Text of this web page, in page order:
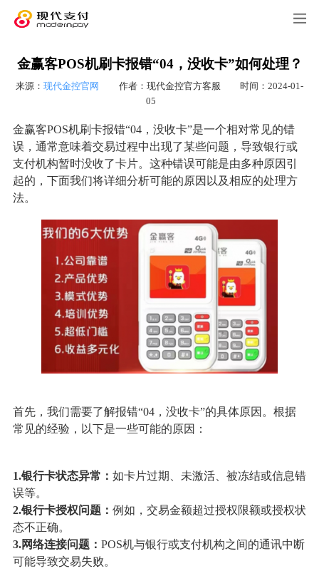
金赢客POS机刷卡报错“04，没收卡”如何处理？
来源： 现代金控官网 作者：现代金控官方客服
时间：2024-01-
05
金赢客POS机刷卡报错“04，没收卡”是一个相对常见的错
误，通常意味着交易过程中出现了某些问题，导致银行或
支付机构暂时没收了卡片。这种错误可能是由多种原因引
起的，下面我们将详细分析可能的原因以及相应的处理方
法。
首先，我们需要了解报错“04，没收卡”的具体原因。根据
常见的经验，以下是一些可能的原因：
1.银行卡状态异常： 如卡片过期、未激活、被冻结或信息错
误等。
2.银行卡授权问题： 例如，交易金额超过授权限额或授权状
态不正确。
3.网络连接问题： POS机与银行或支付机构之间的通讯中断
可能导致交易失败。